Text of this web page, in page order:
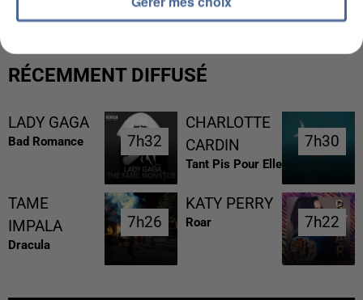
RÉCEMMENT DIFFUSÉ
LADY GAGA
Bad Romance 7h32
7h32
CHARLOTTE
CARDIN
Tant Pis Pour Elle
7h30
7h30
TAME
IMPALA
Dracula
7h26
7h26
KATY PERRY
Roar 7h22
7h22